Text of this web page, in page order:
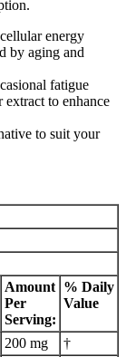
energy
by aging and
fatigue
to enhance
to suit your
Amount
Per
Serving:
% Daily
Value
200 mg
†